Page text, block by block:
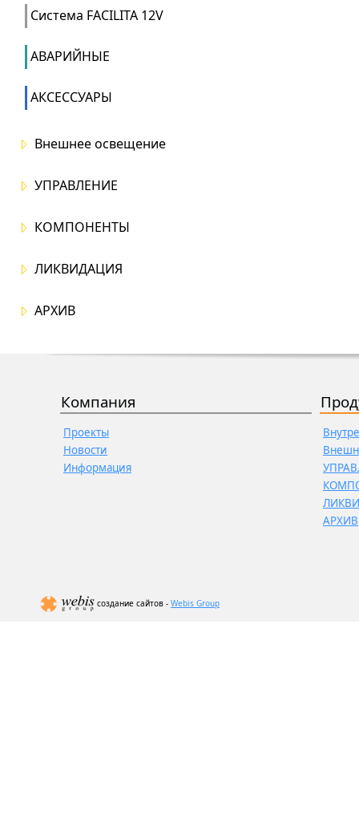
Система FACILITA 12V
АВАРИЙНЫЕ
АКСЕССУАРЫ
Внешнее освещение
УПРАВЛЕНИЕ
КОМПОНЕНТЫ
ЛИКВИДАЦИЯ
АРХИВ
Компания
Проекты
Новости
Информация
АРХИВ
создание сайтов - Webis Group